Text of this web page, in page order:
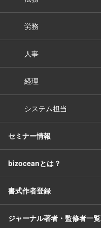
労務
人事
経理
システム担当
セミナー情報
bizoceanとは？
書式作者登録
ジャーナル著者・監修者一覧